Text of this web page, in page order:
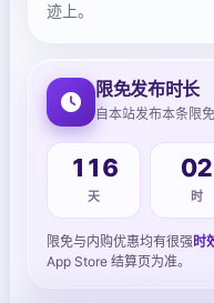
迹上。
限免发布时长
自本站发布本条限
116
天
02
时
限免与内购优惠均有很强时
App Store 结算页为准。